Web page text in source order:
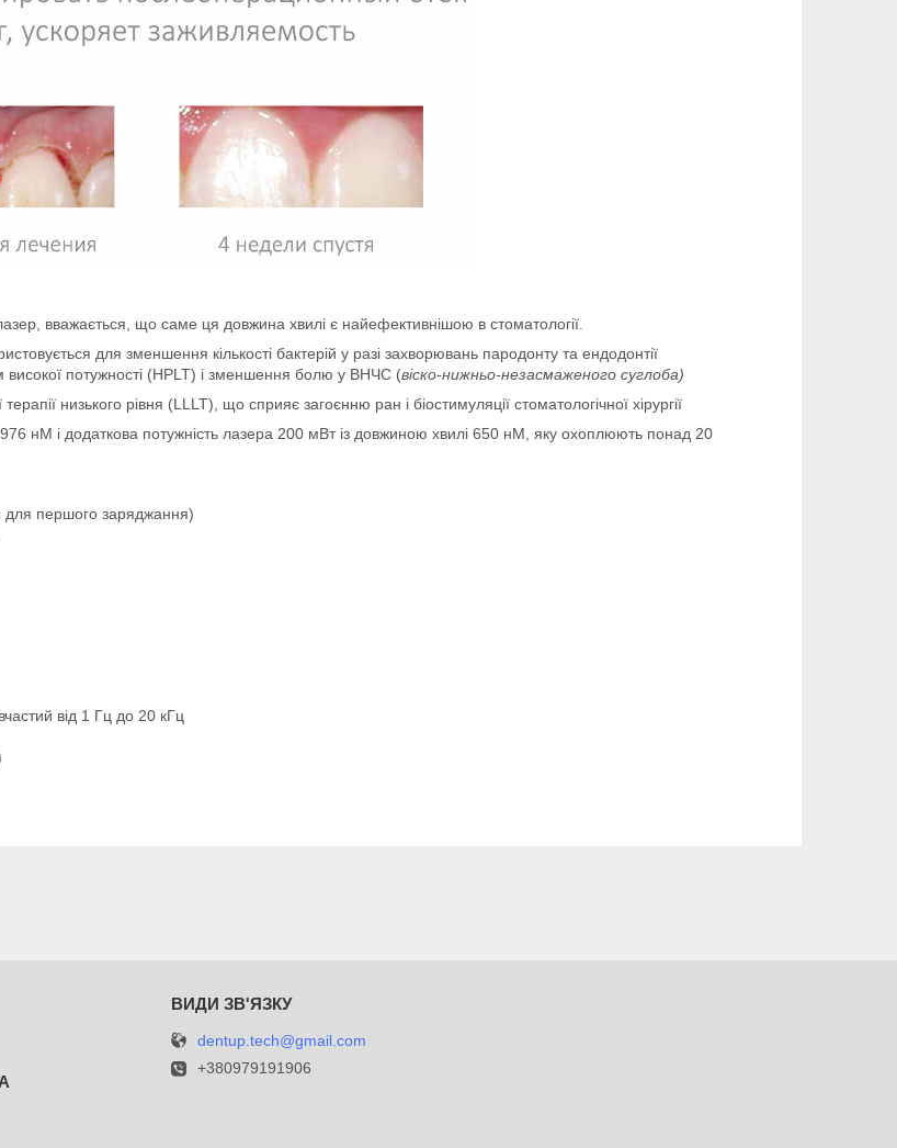
вважається, що саме ця довжина хвилі є найефективнішою в стоматології.
для зменшення кількості бактерій у разі захворювань пародонту та ендодонтії
високої потужності (HPLT) і зменшення болю у ВНЧС (віско-нижньо-незасмаженого суглоба)
низького рівня (LLLT), що сприяє загоєнню ран і біостимуляції стоматологічної хірургії
нМ і додаткова потужність лазера 200 мВт із довжиною хвилі 650 нМ, яку охоплюють понад 20
першого заряджання)
від 1 Гц до 20 кГц
dentup.tech@gmail.com
+380979191906